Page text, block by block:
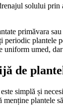
solului prin
primăvara
periodic plantele
uniform umed,
de
simplă și
plantele